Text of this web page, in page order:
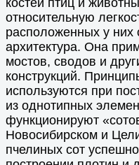
относительную
расположенных у
архитектура. Она
мостов, сводов и
конструкций.
используются при
из однотипных
функционируют
Новосибирском и
пчелиных сот